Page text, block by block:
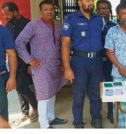
কনভার্টার